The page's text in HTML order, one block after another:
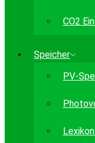
CO2
Speicher
PV-